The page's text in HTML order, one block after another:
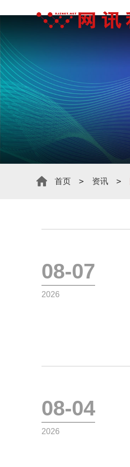
首页 > 资讯 >
08-07
2026
08-04
2026